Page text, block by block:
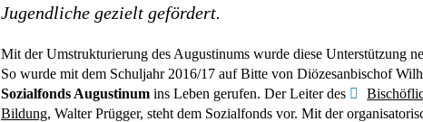
Jugendliche gezielt gefördert.
Mit der Umstrukturierung des Augustinums wurde diese Unterstützung
So wurde mit dem Schuljahr 2016/17 auf Bitte von Diözesanbischof
Sozialfonds Augustinum ins Leben gerufen. Der Leiter des
Bildung, Walter Prügger, steht dem Sozialfonds vor. Mit der